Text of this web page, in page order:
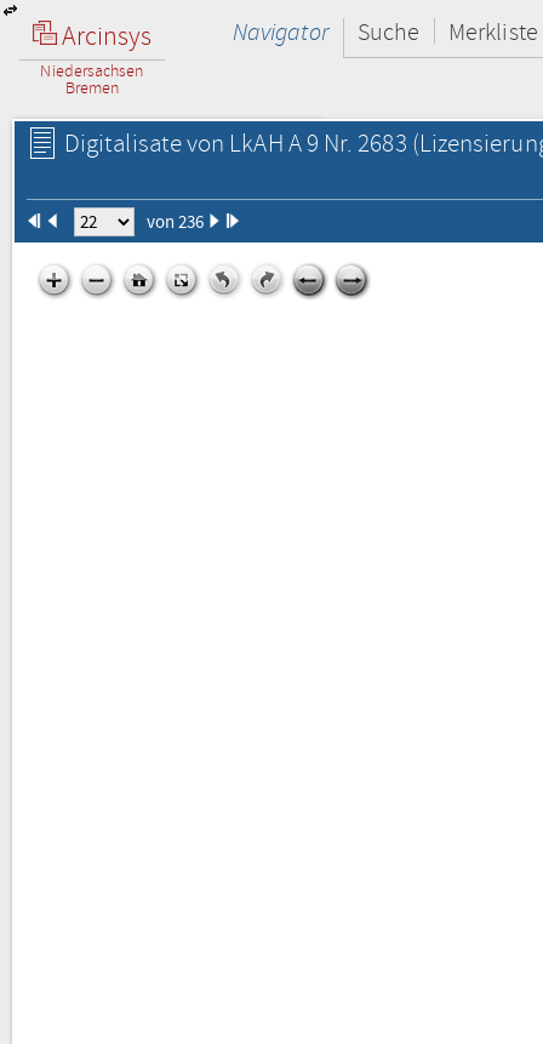
Arcinsys
Niedersachsen
Bremen
Navigator Suche Merkliste
Digitalisate von LkAH A 9 Nr. 2683
von 236